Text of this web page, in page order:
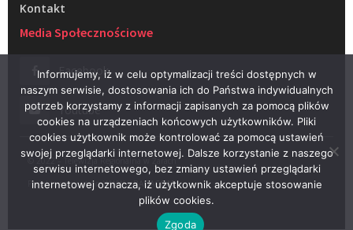
Kontakt
Media Społecznościowe
Facebook
Youtube
© 2022 – Telewizja Regionalna w Żarach
Projektowanie stron WWW –RAGACOM
Informujemy, iż w celu optymalizacji treści dostępnych w
naszym serwisie, dostosowania ich do Państwa indywidualnych
potrzeb korzystamy z informacji zapisanych za pomocą plików
cookies na urządzeniach końcowych użytkowników. Pliki
cookies użytkownik może kontrolować za pomocą ustawień
swojej przeglądarki internetowej. Dalsze korzystanie z naszego
serwisu internetowego, bez zmiany ustawień przeglądarki
internetowej oznacza, iż użytkownik akceptuje stosowanie
plików cookies.
Zgoda